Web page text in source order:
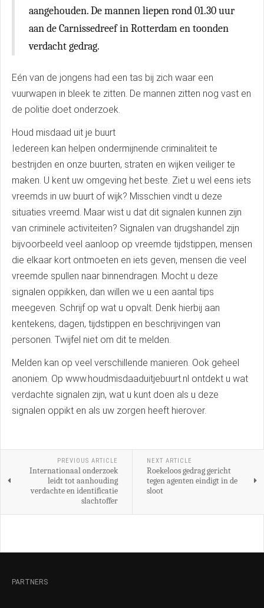
aangehouden. De mannen liepen rond 01.30 uur
aan de Carnissedreef in Rotterdam en toonden
verdacht gedrag.
Eén van de jongens had een tas bij zich waar een
vuurwapen in bleek te zitten. De mannen zitten nog vast en
de politie doet onderzoek.
Houd misdaad uit je buurt
Iedereen kan helpen ondermijnende criminaliteit te
bestrijden en onze buurten, straten en wijken veiliger te
maken. U kent uw omgeving het beste. Ziet u wel eens iets
vreemds in uw buurt of wijk? Misschien vindt u deze
situaties vreemd. Maar wist u dat dit signalen kunnen zijn
van criminele activiteiten? Signalen van drugshandel zijn
bijvoorbeeld veel aanloop op vreemde tijdstippen, mensen
die elkaar kort ontmoeten en iets geven, mensen die veel
vreemde spullen naar binnendragen. Mocht u deze
signalen oppikken, dan willen we u een aantal tips
meegeven. Schrijf op wat u opvalt. Denk hierbij aan
kentekens, dagen, tijdstippen en beschrijvingen van
personen. Twijfel niet om dit te melden.
Melden kan op veel verschillende manieren. Ook geheel
anoniem. Op www.houdmisdaaduitjebuurt.nl ontdekt u wat
verdachte signalen zijn, wat u kunt doen als u deze
signalen oppikt en als uw zorgen heeft hierover.
PREVIOUS ARTICLE
Internationaal onderzoek
leidt tot aanhouding
verdachte en identificatie
slachtoffer
NEXT ARTICLE
Roekeloos gedrag gericht
tegen agenten eindigt in de
sloot
PARTNERS